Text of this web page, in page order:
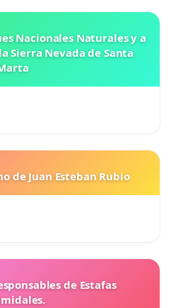
Nacionales Naturales y a
Sierra Nevada de Santa
de Juan Esteban Rubio
de Estafas